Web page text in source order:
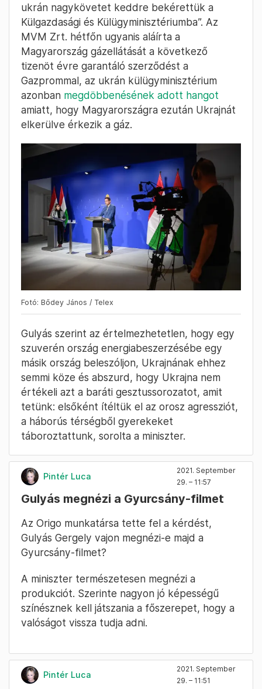
ukrán nagykövetet keddre bekérettük a
Külgazdasági és Külügyminisztériumba”. Az
MVM Zrt. hétfőn ugyanis aláírta a
Magyarország gázellátását a következő
tizenöt évre garantáló szerződést a
Gazprommal, az ukrán külügyminisztérium
azonban megdöbbenésének adott hangot
amiatt, hogy Magyarországra ezután Ukrajnát
elkerülve érkezik a gáz.
Fotó: Bődey János / Telex
Gulyás szerint az értelmezhetetlen, hogy egy
szuverén ország energiabeszerzésébe egy
másik ország beleszóljon, Ukrajnának ehhez
semmi köze és abszurd, hogy Ukrajna nem
értékeli azt a baráti gesztussorozatot, amit
tetünk: elsőként ítéltük el az orosz agressziót,
a háborús térségből gyerekeket
táboroztattunk, sorolta a miniszter.
Pintér Luca
2021. September
29. – 11:57
Gulyás megnézi a Gyurcsány-filmet
Az Origo munkatársa tette fel a kérdést,
Gulyás Gergely vajon megnézi-e majd a
Gyurcsány-filmet?
A miniszter természetesen megnézi a
produkciót. Szerinte nagyon jó képességű
színésznek kell játszania a főszerepet, hogy a
valóságot vissza tudja adni.
Pintér Luca
2021. September
29. – 11:51